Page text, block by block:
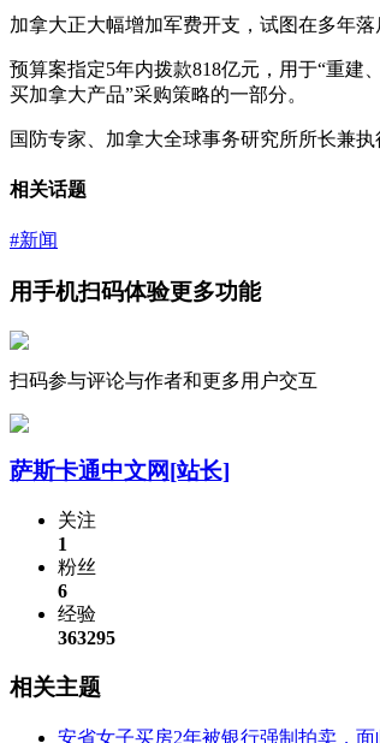
加拿大正大幅增加军费开支，试图在多年落
预算案指定5年内拨款818亿元，用于“重
买加拿大产品”采购策略的一部分。
国防专家、加拿大全球事务研究所所长兼
相关话题
#新闻
用手机扫码体验更多功能
扫码参与评论与作者和更多用户交互
萨斯卡通中文网[站长]
关注
1
粉丝
6
经验
363295
相关主题
安省女子买房2年被银行强制拍卖，